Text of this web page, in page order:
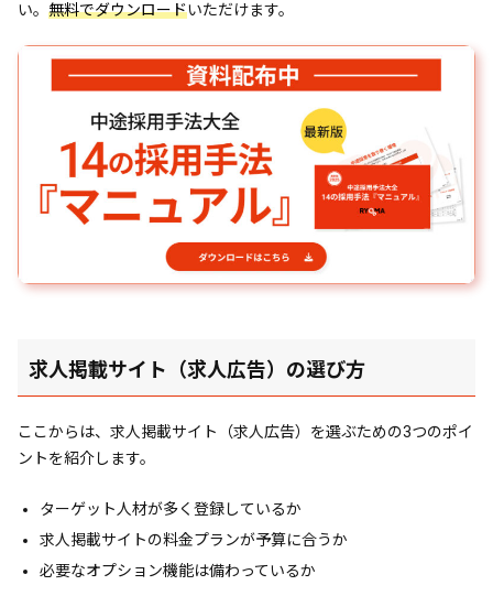
い。 無料でダウンロードいただけます。
求人掲載サイト（求人広告）の選び方
ここからは、求人掲載サイト（求人広告）を選ぶための3つのポイ
ントを紹介します。
ターゲット人材が多く登録しているか
求人掲載サイトの料金プランが予算に合うか
必要なオプション機能は備わっているか